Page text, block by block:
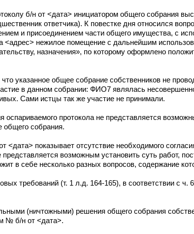
б/н от <дата> инициатором общего собрания
ответчика). К повестке дня относился
и присоединением части общего имущества, с
<адрес> нежилое помещение с дальнейшим
назначения», по которому оформлено
указанное общее собрание собственников не
в данном собрании: ФИО7 являлась
Сами истцы так же участие не принимали.
оспариваемого протокола не представляется
общего собрания.
<дата> показывает отсутствие необходимого
возможным установить суть работ,
в себе несколько разных вопросов, содержание
требований (т. 1 л.д. 164-165), в соответствии с ч. 6
(ничтожными) решения общего собрания
№ б/н от <дата>.